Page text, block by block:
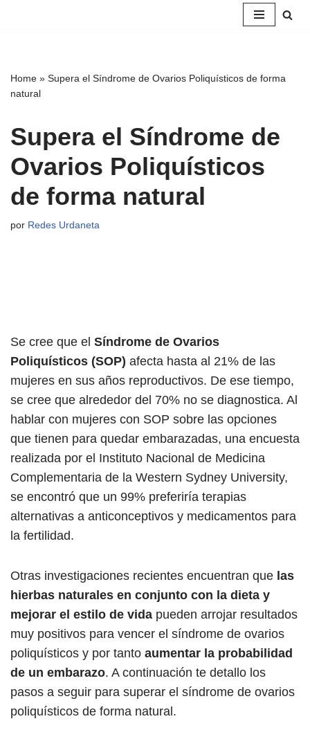
Home » Supera el Síndrome de Ovarios Poliquísticos de forma
natural
Supera el Síndrome de
Ovarios Poliquísticos
de forma natural
por Redes Urdaneta
Se cree que el Síndrome de Ovarios
Poliquísticos (SOP) afecta hasta al 21% de las
mujeres en sus años reproductivos. De ese tiempo,
se cree que alrededor del 70% no se diagnostica. Al
hablar con mujeres con SOP sobre las opciones
que tienen para quedar embarazadas, una encuesta
realizada por el Instituto Nacional de Medicina
Complementaria de la Western Sydney University,
se encontró que un 99% preferiría terapias
alternativas a anticonceptivos y medicamentos para
la fertilidad.
Otras investigaciones recientes encuentran que las
hierbas naturales en conjunto con la dieta y
mejorar el estilo de vida pueden arrojar resultados
muy positivos para vencer el síndrome de ovarios
poliquísticos y por tanto aumentar la probabilidad
de un embarazo. A continuación te detallo los
pasos a seguir para superar el síndrome de ovarios
poliquísticos de forma natural.